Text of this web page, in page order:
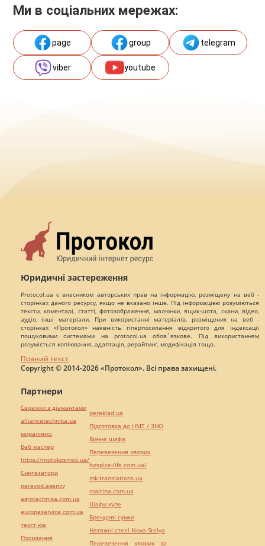
Ми в соціальних мережах:
page group telegram
viber youtube
Юридичні застереження
Protocol.ua є власником авторських прав на інформацію, розміщену на веб -
сторінках даного ресурсу, якщо не вказано інше. Під інформацією розуміються
тексти, коментарі, статті, фотозображення, малюнки, ящик-шота, скани, відео,
аудіо, інші матеріали. При використанні матеріалів, розміщених на веб -
сторінках «Протокол» наявність гіперпосилання відкритого для індексації
пошуковими системами на protocol.ua обов`язкове. Під використанням
розуміється копіювання, адаптація, рерайтинг, модифікація тощо.
Повний текст
Copyright © 2014-2026 «Протокол». Всі права захищені.
Партнери
Сережки з діамантами
alliancetechnika.ua
миралинкс
Веб мастер
https://motokosmos.ua/
Синтезатори
perevod.agency
agrotechnika.com.ua
europeservice.com.ua
текст юа
Посилання
pereklad.ua
Підготовка до НМТ / ЗНО
Винна шафа
Перевезення хворих
hospice-life.com.ua/
mk-translations.ua
maltina.com.ua
Шафи купе
Брендові сумки
Натяжні стелі Nova Stelya
Перевезення хворих за